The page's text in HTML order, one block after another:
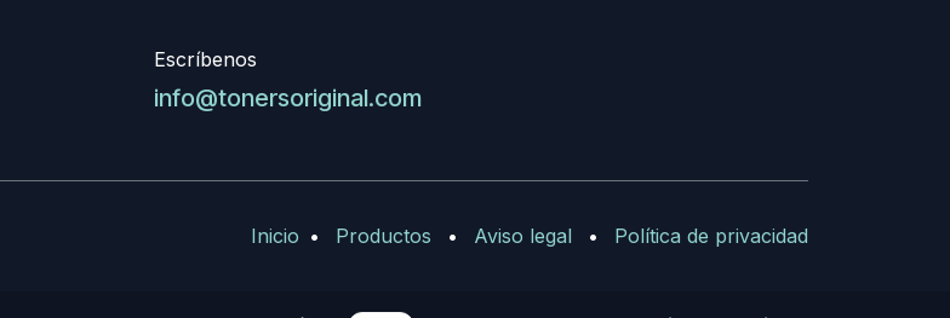
Escríbenos
info@tonersoriginal.com
Inicio • Productos • Aviso legal • Política de privacidad